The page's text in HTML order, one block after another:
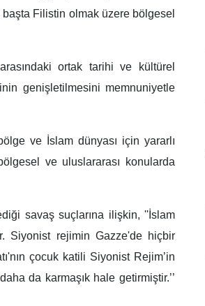
Filistin olmak üzere bölgesel
ortak tarihi ve kültürel
genişletilmesini memnuniyetle
ve İslam dünyası için yararlı
ve uluslararası konularda
savaş suçlarına ilişkin, ''İslam
Siyonist rejimin Gazze'de hiçbir
çocuk katili Siyonist Rejim’in
da karmaşık hale getirmiştir.’’